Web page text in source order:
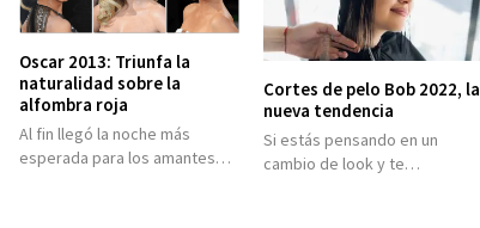
Oscar 2013: Triunfa la
naturalidad sobre la
alfombra roja
Al fin llegó la noche más
esperada para los amantes…
Cortes de pelo Bob 2022, la
nueva tendencia
Si estás pensando en un
cambio de look y te…